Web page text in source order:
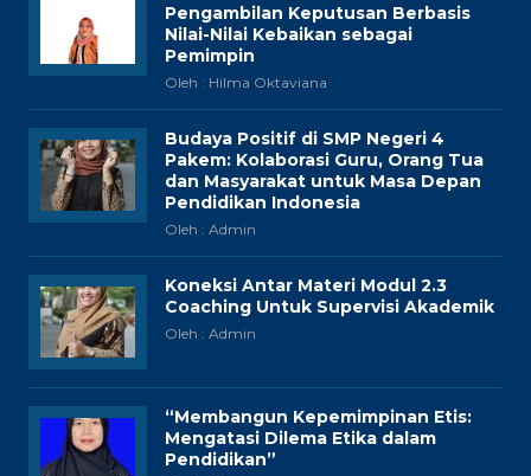
Pengambilan Keputusan Berbasis
Nilai-Nilai Kebaikan sebagai
Pemimpin
Oleh : Hilma Oktaviana
Budaya Positif di SMP Negeri 4
Pakem: Kolaborasi Guru, Orang Tua
dan Masyarakat untuk Masa Depan
Pendidikan Indonesia
Oleh : Admin
Koneksi Antar Materi Modul 2.3
Coaching Untuk Supervisi Akademik
Oleh : Admin
“Membangun Kepemimpinan Etis:
Mengatasi Dilema Etika dalam
Pendidikan”